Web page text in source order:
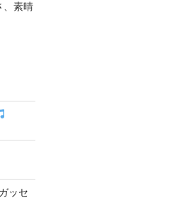
、素晴
ッセ